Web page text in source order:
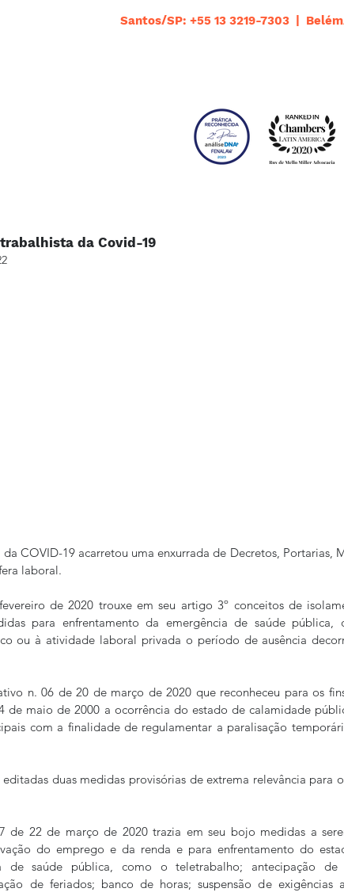
Santos/SP: +55 13 3219-7303 |
da Covid-19
COVID-19 acarretou uma enxurrada de Decretos, Portarias,
laboral.
de 2020 trouxe em seu artigo 3º conceitos de
para enfrentamento da emergência de saúde pública,
ou à atividade laboral privada o período de ausência
n. 06 de 20 de março de 2020 que reconheceu para os
de maio de 2000 a ocorrência do estado de calamidade
com a finalidade de regulamentar a paralisação
duas medidas provisórias de extrema relevância para
de 22 de março de 2020 trazia em seu bojo medidas a
do emprego e da renda e para enfrentamento do
de saúde pública, como o teletrabalho; antecipação de
de feriados; banco de horas; suspensão de exigências